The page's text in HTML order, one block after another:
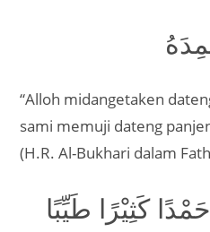
“Alloh midangetaken
sami memuji dateng
(H.R. Al-Bukhari dalam
كَثِيْرًا طَيِّبًا